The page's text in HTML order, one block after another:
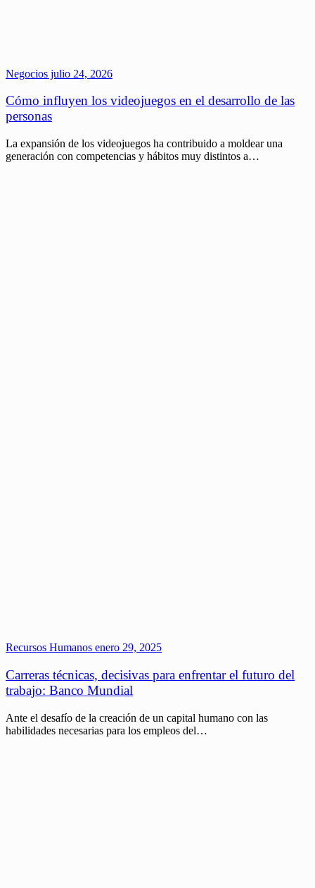
Negocios julio 24, 2026
Cómo influyen los videojuegos en el desarrollo de las
personas
La expansión de los videojuegos ha contribuido a moldear una
generación con competencias y hábitos muy distintos a…
Recursos Humanos enero 29, 2025
Carreras técnicas, decisivas para enfrentar el futuro del
trabajo: Banco Mundial
Ante el desafío de la creación de un capital humano con las
habilidades necesarias para los empleos del…